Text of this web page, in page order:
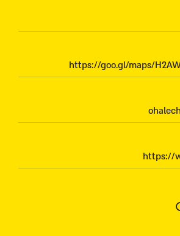
https://goo.gl/maps/
https://